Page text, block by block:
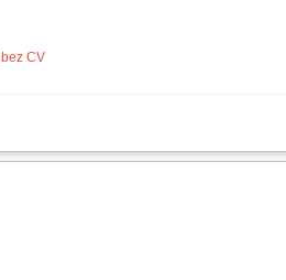
CV
sklepów zgodnie z wytycznymi i